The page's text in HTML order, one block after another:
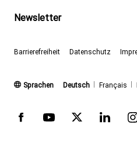
Newsletter
Barrierefreiheit Datenschutz
Sprachen Deutsch
(aktiv)
Français